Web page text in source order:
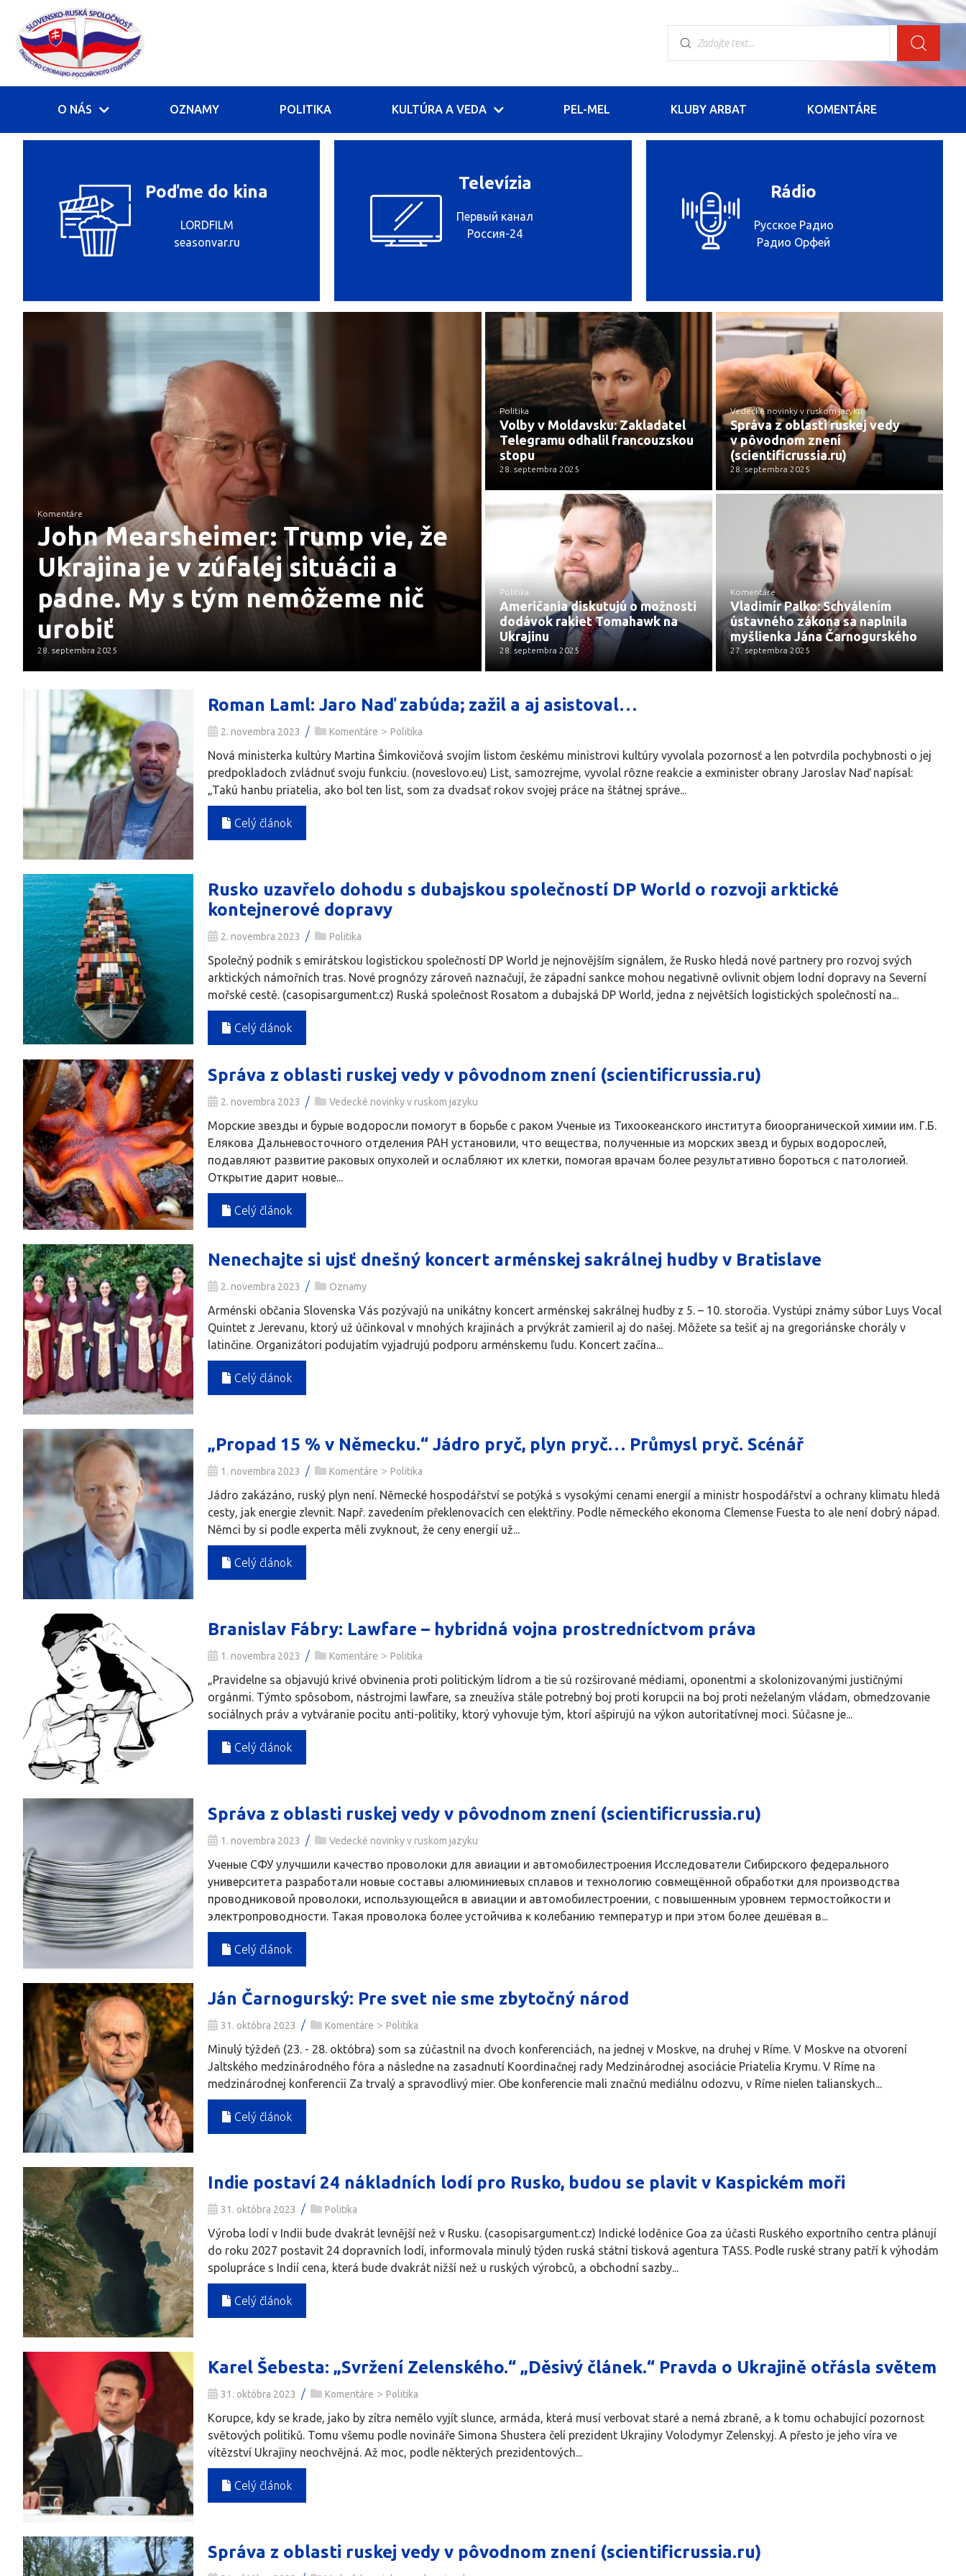
O NÁS OZNAMY POLITIKA KULTÚRA A VEDA PEL-MEL KLUBY ARBAT KOMENTÁRE
Poďme do kina
LORDFILM
seasonvar.ru
Televízia
Первый канал
Россия-24
Rádio
Русское Радио
Радио Орфей
Komentáre
John Mearsheimer: Trump vie, že
Ukrajina je v zúfalej situácii a
padne. My s tým nemôžeme nič
urobiť
28. septembra 2025
Politika
Volby v Moldavsku: Zakladatel
Telegramu odhalil francouzskou
stopu
28. septembra 2025
Vedecké novinky v ruskom jazyku
Správa z oblasti ruskej vedy
v pôvodnom znení
(scientificrussia.ru)
28. septembra 2025
Politika
Američania diskutujú o možnosti
dodávok rakiet Tomahawk na
Ukrajinu
28. septembra 2025
Komentáre
Vladimír Palko: Schválením
ústavného zákona sa naplnila
myšlienka Jána Čarnogurského
27. septembra 2025
Roman Laml: Jaro Naď zabúda; zažil a aj asistoval…
2. novembra 2023 / Komentáre > Politika
Nová ministerka kultúry Martina Šimkovičová svojím listom českému ministrovi kultúry vyvolala pozornosť a len potvrdila pochybnosti o jej
predpokladoch zvládnuť svoju funkciu. (noveslovo.eu) List, samozrejme, vyvolal rôzne reakcie a exminister obrany Jaroslav Naď napísal:
„Takú hanbu priatelia, ako bol ten list, som za dvadsať rokov svojej práce na štátnej správe...
Celý článok
Rusko uzavřelo dohodu s dubajskou společností DP World o rozvoji arktické
kontejnerové dopravy
2. novembra 2023 / Politika
Společný podnik s emirátskou logistickou společností DP World je nejnovějším signálem, že Rusko hledá nové partnery pro rozvoj svých
arktických námořních tras. Nové prognózy zároveň naznačují, že západní sankce mohou negativně ovlivnit objem lodní dopravy na Severní
mořské cestě. (casopisargument.cz) Ruská společnost Rosatom a dubajská DP World, jedna z největších logistických společností na...
Celý článok
Správa z oblasti ruskej vedy v pôvodnom znení (scientificrussia.ru)
2. novembra 2023 / Vedecké novinky v ruskom jazyku
Морские звезды и бурые водоросли помогут в борьбе с раком Ученые из Тихоокеанского института биоорганической химии им. Г.Б.
Елякова Дальневосточного отделения РАН установили, что вещества, полученные из морских звезд и бурых водорослей,
подавляют развитие раковых опухолей и ослабляют их клетки, помогая врачам более результативно бороться с патологией.
Открытие дарит новые...
Celý článok
Nenechajte si ujsť dnešný koncert arménskej sakrálnej hudby v Bratislave
2. novembra 2023 / Oznamy
Arménski občania Slovenska Vás pozývajú na unikátny koncert arménskej sakrálnej hudby z 5. – 10. storočia. Vystúpi známy súbor Luys Vocal
Quintet z Jerevanu, ktorý už účinkoval v mnohých krajinách a prvýkrát zamieril aj do našej. Môžete sa tešiť aj na gregoriánske chorály v
latinčine. Organizátori podujatím vyjadrujú podporu arménskemu ľudu. Koncert začína...
Celý článok
„Propad 15 % v Německu.“ Jádro pryč, plyn pryč… Průmysl pryč. Scénář
1. novembra 2023 / Komentáre > Politika
Jádro zakázáno, ruský plyn není. Německé hospodářství se potýká s vysokými cenami energií a ministr hospodářství a ochrany klimatu hledá
cesty, jak energie zlevnit. Např. zavedením překlenovacích cen elektřiny. Podle německého ekonoma Clemense Fuesta to ale není dobrý nápad.
Němci by si podle experta měli zvyknout, že ceny energií už...
Celý článok
Branislav Fábry: Lawfare – hybridná vojna prostredníctvom práva
1. novembra 2023 / Komentáre > Politika
„Pravidelne sa objavujú krivé obvinenia proti politickým lídrom a tie sú rozširované médiami, oponentmi a skolonizovanými justičnými
orgánmi. Týmto spôsobom, nástrojmi lawfare, sa zneužíva stále potrebný boj proti korupcii na boj proti neželaným vládam, obmedzovanie
sociálnych práv a vytváranie pocitu anti-politiky, ktorý vyhovuje tým, ktorí ašpirujú na výkon autoritatívnej moci. Súčasne je...
Celý článok
Správa z oblasti ruskej vedy v pôvodnom znení (scientificrussia.ru)
1. novembra 2023 / Vedecké novinky v ruskom jazyku
Ученые СФУ улучшили качество проволоки для авиации и автомобилестроения Исследователи Сибирского федерального
университета разработали новые составы алюминиевых сплавов и технологию совмещённой обработки для производства
проводниковой проволоки, использующейся в авиации и автомобилестроении, с повышенным уровнем термостойкости и
электропроводности. Такая проволока более устойчива к колебанию температур и при этом более дешёвая в...
Celý článok
Ján Čarnogurský: Pre svet nie sme zbytočný národ
31. októbra 2023 / Komentáre > Politika
Minulý týždeň (23. - 28. októbra) som sa zúčastnil na dvoch konferenciách, na jednej v Moskve, na druhej v Ríme. V Moskve na otvorení
Jaltského medzinárodného fóra a následne na zasadnutí Koordinačnej rady Medzinárodnej asociácie Priatelia Krymu. V Ríme na
medzinárodnej konferencii Za trvalý a spravodlivý mier. Obe konferencie mali značnú mediálnu odozvu, v Ríme nielen talianskych...
Celý článok
Indie postaví 24 nákladních lodí pro Rusko, budou se plavit v Kaspickém moři
31. októbra 2023 / Politika
Výroba lodí v Indii bude dvakrát levnější než v Rusku. (casopisargument.cz) Indické loděnice Goa za účasti Ruského exportního centra plánují
do roku 2027 postavit 24 dopravních lodí, informovala minulý týden ruská státní tisková agentura TASS. Podle ruské strany patří k výhodám
spolupráce s Indií cena, která bude dvakrát nižší než u ruských výrobců, a obchodní sazby...
Celý článok
Karel Šebesta: „Svržení Zelenského.“ „Děsivý článek.“ Pravda o Ukrajině otřásla světem
31. októbra 2023 / Komentáre > Politika
Korupce, kdy se krade, jako by zítra nemělo vyjít slunce, armáda, která musí verbovat staré a nemá zbraně, a k tomu ochabující pozornost
světových politiků. Tomu všemu podle novináře Simona Shustera čelí prezident Ukrajiny Volodymyr Zelenskyj. A přesto je jeho víra ve
vítězství Ukrajiny neochvějná. Až moc, podle některých prezidentových...
Celý článok
Správa z oblasti ruskej vedy v pôvodnom znení (scientificrussia.ru)